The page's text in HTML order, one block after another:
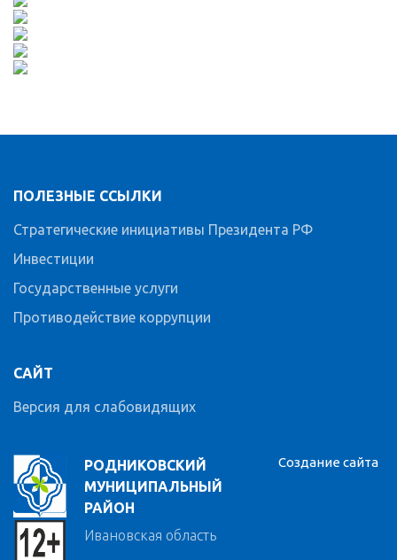
РОДНИКОВСКИЙ
МУНИЦИПАЛЬНЫЙ
РАЙОН
Ивановская область
ПОЛЕЗНЫЕ ССЫЛКИ
Стратегические инициативы Президента РФ
Инвестиции
Государственные услуги
Противодействие коррупции
САЙТ
Версия для слабовидящих
Создание сайта